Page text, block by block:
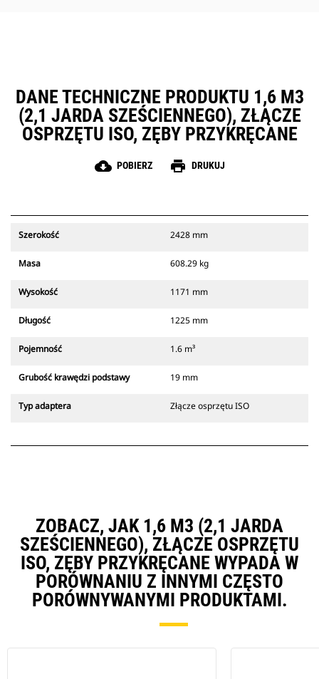
DANE TECHNICZNE PRODUKTU 1,6 M3
(2,1 JARDA SZEŚCIENNEGO), ZŁĄCZE
OSPRZĘTU ISO, ZĘBY PRZYKRĘCANE
cloud_download POBIERZ print DRUKUJ
Szerokość 2428 mm
Masa 608.29 kg
Wysokość 1171 mm
Długość 1225 mm
Pojemność 1.6 m³
Grubość krawędzi podstawy 19 mm
Typ adaptera Złącze osprzętu ISO
ZOBACZ, JAK 1,6 M3 (2,1 JARDA
SZEŚCIENNEGO), ZŁĄCZE OSPRZĘTU
ISO, ZĘBY PRZYKRĘCANE WYPADA W
PORÓWNANIU Z INNYMI CZĘSTO
PORÓWNYWANYMI PRODUKTAMI.